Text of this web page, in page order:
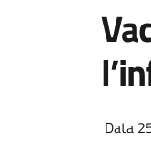
Data